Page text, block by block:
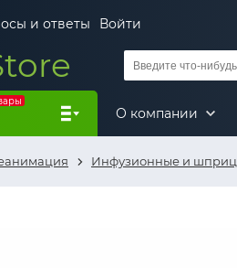
и ответы Войти
О компании
Инфузионные и